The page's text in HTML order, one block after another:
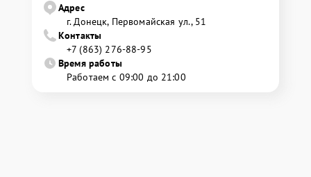
Адрес
г. Донецк, Первомайская ул., 51
Контакты
+7 (863) 276-88-95
Время работы
Работаем с 09:00 до 21:00